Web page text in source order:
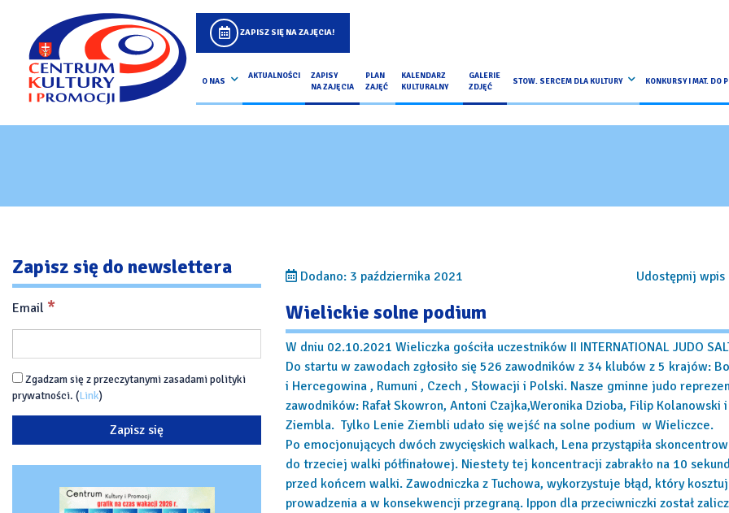
ZAPISZ SIĘ NA ZAJĘCIA!
O NAS
AKTUALNOŚCI
ZAPISY
NA ZAJĘCIA
PLAN
ZAJĘĆ
KALENDARZ
KULTURALNY
GALERIE
ZDJĘĆ
STOW. SERCEM DLA KULTURY KONKURSY I MAT. DO
Zapisz się do newslettera
Email *
Zgadzam się z przeczytanymi zasadami polityki
prywatności. (Link)
Dodano: 3 października 2021 Udostępnij wpis
Wielickie solne podium
W dniu 02.10.2021 Wieliczka gościła uczestników II INTERNATIONAL JUDO
Do startu w zawodach zgłosiło się 526 zawodników z 34 klubów z 5 krajów:
i Hercegowina , Rumuni , Czech , Słowacji i Polski. Nasze gminne judo
zawodników: Rafał Skowron, Antoni Czajka,Weronika Dzioba, Filip Kolanowski
Ziembla. Tylko Lenie Ziembli udało się wejść na solne podium w Wieliczce.
Po emocjonujących dwóch zwycięskich walkach, Lena przystąpiła
do trzeciej walki półfinałowej. Niestety tej koncentracji zabrakło na 10 sekund
przed końcem walki. Zawodniczka z Tuchowa, wykorzystuje błąd, który
prowadzenia a w konsekwencji przegraną. Ippon dla przeciwniczki został